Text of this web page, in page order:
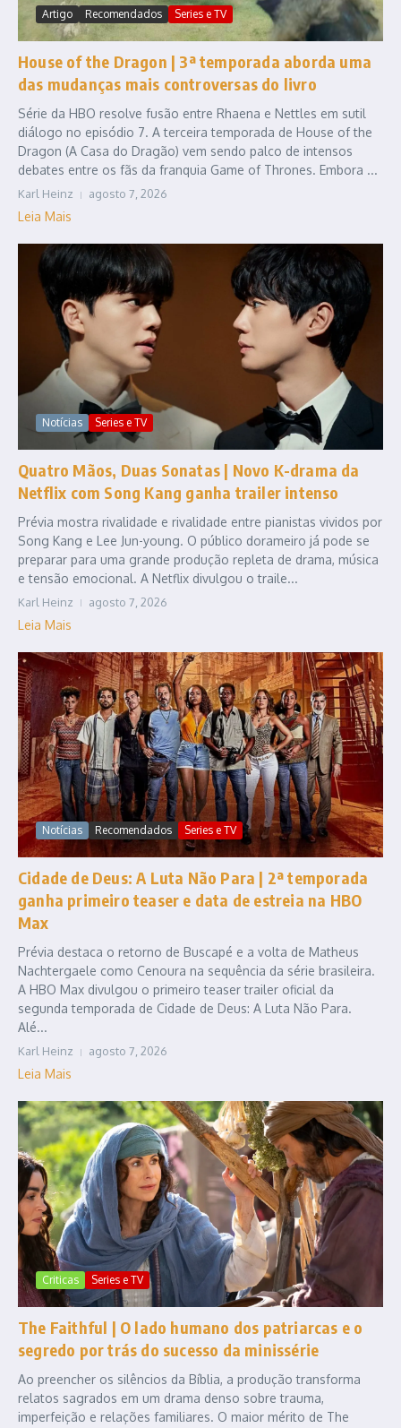
Artigo Recomendados Series e TV
House of the Dragon | 3ª temporada aborda uma
das mudanças mais controversas do livro
Série da HBO resolve fusão entre Rhaena e Nettles em sutil
diálogo no episódio 7. A terceira temporada de House of the
Dragon (A Casa do Dragão) vem sendo palco de intensos
debates entre os fãs da franquia Game of Thrones. Embora ...
Karl Heinz agosto 7, 2026
Leia Mais
Notícias Series e TV
Quatro Mãos, Duas Sonatas | Novo K-drama da
Netflix com Song Kang ganha trailer intenso
Prévia mostra rivalidade e rivalidade entre pianistas vividos por
Song Kang e Lee Jun-young. O público dorameiro já pode se
preparar para uma grande produção repleta de drama, música
e tensão emocional. A Netflix divulgou o traile...
Karl Heinz agosto 7, 2026
Leia Mais
Notícias Recomendados Series e TV
Cidade de Deus: A Luta Não Para | 2ª temporada
ganha primeiro teaser e data de estreia na HBO
Max
Prévia destaca o retorno de Buscapé e a volta de Matheus
Nachtergaele como Cenoura na sequência da série brasileira.
A HBO Max divulgou o primeiro teaser trailer oficial da
segunda temporada de Cidade de Deus: A Luta Não Para.
Alé...
Karl Heinz agosto 7, 2026
Leia Mais
Criticas Series e TV
The Faithful | O lado humano dos patriarcas e o
segredo por trás do sucesso da minissérie
Ao preencher os silêncios da Bíblia, a produção transforma
relatos sagrados em um drama denso sobre trauma,
imperfeição e relações familiares. O maior mérito de The